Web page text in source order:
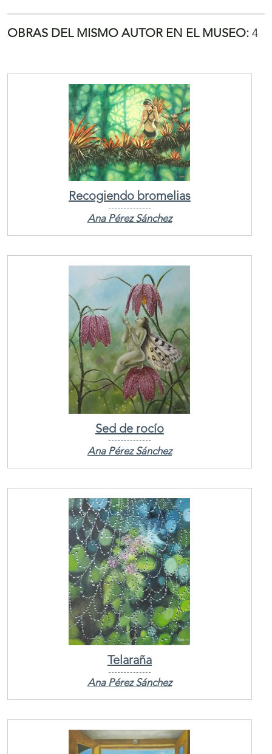
OBRAS DEL MISMO AUTOR EN EL MUSEO: 4
Recogiendo bromelias
Ana Pérez Sánchez
Sed de rocío
Ana Pérez Sánchez
Telaraña
Ana Pérez Sánchez